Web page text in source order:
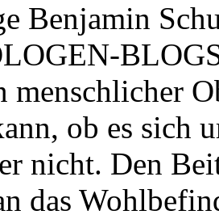
Benjamin
menschlicher
ob es sich
nicht. Den
das